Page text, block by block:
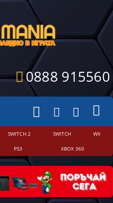
0888 915560
SWITCH 2 SWITCH WII
PS3 XBOX 360